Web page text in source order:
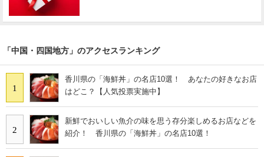
「中国・四国地方」のアクセスランキング
1
香川県の「海鮮丼」の名店10選！ あなたの好きなお店
はどこ？【人気投票実施中】
2
新鮮でおいしい魚介の味を思う存分楽しめるお店などを
紹介！ 香川県の「海鮮丼」の名店10選！